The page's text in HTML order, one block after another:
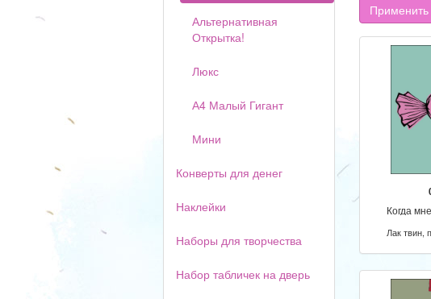
Альтернативная
Открытка!
Люкс
А4 Малый Гигант
Мини
Конверты для денег
Наклейки
Наборы для творчества
Набор табличек на дверь
Когда
Лак твин,